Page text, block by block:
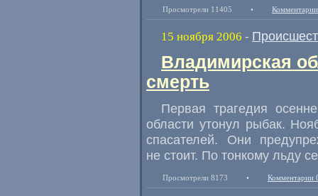
Просмотрели 11405 •
15 ноября 2006 -
Владимирская
смерть
Первая трагедия
области утонул рыбак.
спасателей. Они
не стоит. По тонкому льду
Просмотрели 8173 • Комментарии